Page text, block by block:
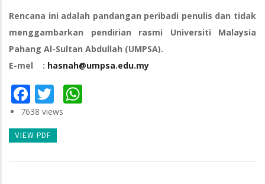
Rencana ini adalah pandangan peribadi penulis dan tidak
menggambarkan pendirian rasmi Universiti Malaysia
Pahang Al-Sultan Abdullah (UMPSA).
E-mel : hasnah@umpsa.edu.my
Facebook
Twitter
7638 views
VIEW PDF